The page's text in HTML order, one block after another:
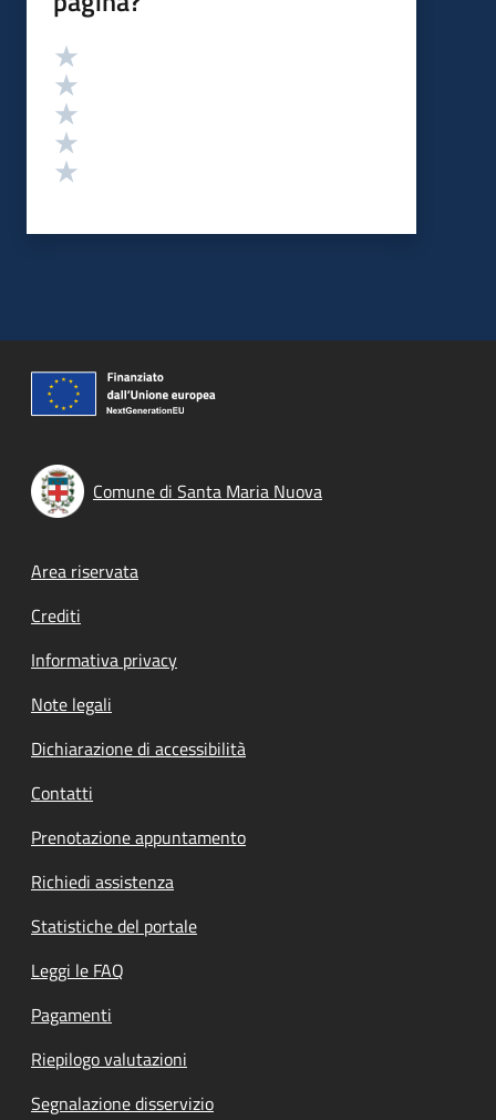
Valutazione
Comune di Santa Maria Nuova
Footer menu
Area riservata
Crediti
Informativa privacy
Note legali
Dichiarazione di accessibilità
Contatti
Prenotazione appuntamento
Richiedi assistenza
Statistiche del portale
Leggi le FAQ
Pagamenti
Riepilogo valutazioni
Segnalazione disservizio